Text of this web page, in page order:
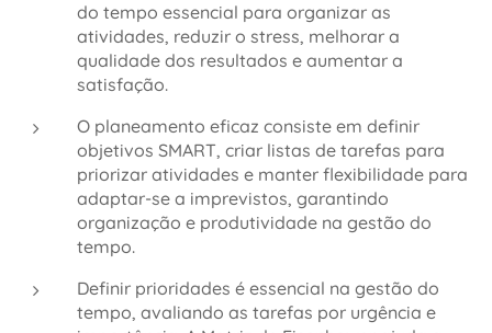
do tempo essencial para organizar as
atividades, reduzir o stress, melhorar a
qualidade dos resultados e aumentar a
satisfação.
O planeamento eficaz consiste em definir
objetivos SMART, criar listas de tarefas para
priorizar atividades e manter flexibilidade para
adaptar-se a imprevistos, garantindo
organização e produtividade na gestão do
tempo.
Definir prioridades é essencial na gestão do
tempo, avaliando as tarefas por urgência e